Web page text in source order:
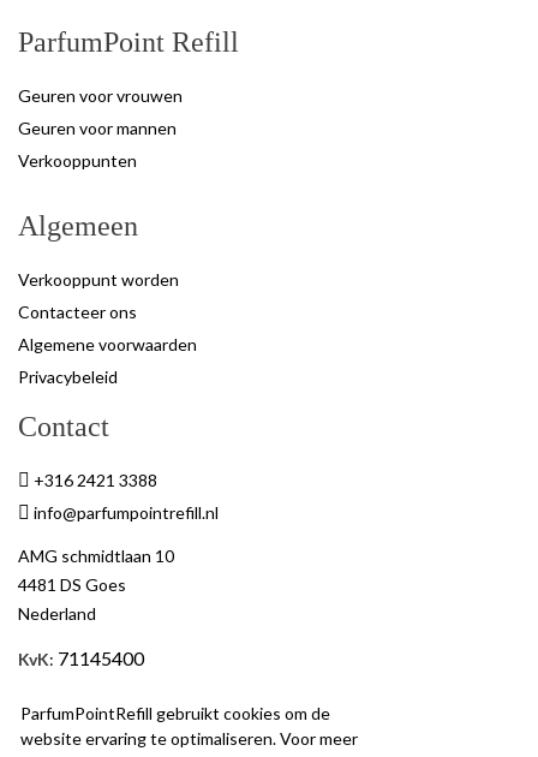
ParfumPointRefill gebruikt cookies om de
website ervaring te optimaliseren. Voor meer
ParfumPoint Refill
Geuren voor vrouwen
Geuren voor mannen
Verkooppunten
Algemeen
Verkooppunt worden
Contacteer ons
Algemene voorwaarden
Privacybeleid
Contact
+316 2421 3388
info@parfumpointrefill.nl
AMG schmidtlaan 10
4481 DS Goes
Nederland
KvK: 71145400